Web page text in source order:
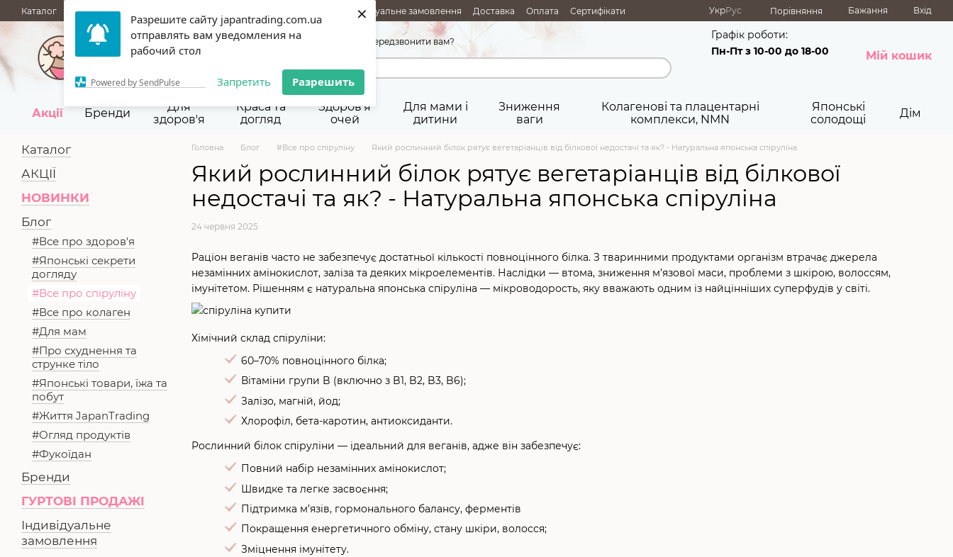
Разрешите сайту japantrading.com.ua
отправлять вам уведомления на
рабочий стол
Powered by SendPulse Запретить Разрешить
×
Перейти до основного контенту
Каталог АКЦІЇ НОВИНКИ Індивідуальне замовлення Доставка Оплата
Сертифікати
Термін придатності
Відгуки Про нас Контакти Повернення товарів Публічна оферта
УкрРус Порівняння Бажання Вхід
067 945-92-29,093 945-92-29 Передзвонити вам?
Графік роботи:
Пн-Пт з 10-00 до 18-00
Мій кошик
Акції Бренди
Для
здоров'я
Краса та
догляд
Здоров'я
очей
Для мами і
дитини
Зниження
ваги
Колагенові та плацентарні
комплекси, NMN
Японські
солодощі
Дім
Головна Блог #Все про спіруліну Який рослинний білок рятує вегетаріанців від білкової недостачі та як? - Натуральна японська спіруліна
Який рослинний білок рятує вегетаріанців від білкової
недостачі та як? - Натуральна японська спіруліна
24 червня 2025
Раціон веганів часто не забезпечує достатньої кількості повноцінного білка. З тваринними продуктами організм втрачає джерела
незамінних амінокислот, заліза та деяких мікроелементів. Наслідки — втома, зниження м’язової маси, проблеми з шкірою, волоссям,
імунітетом. Рішенням є натуральна японська спіруліна — мікроводорость, яку вважають одним із найцінніших суперфудів у світі.
Хімічний склад спіруліни:
60–70% повноцінного білка;
Вітаміни групи B (включно з B1, B2, B3, B6);
Залізо, магній, йод;
Хлорофіл, бета-каротин, антиоксиданти.
Рослинний білок спіруліни — ідеальний для веганів, адже він забезпечує:
Повний набір незамінних амінокислот;
Швидке та легке засвоєння;
Підтримка м’язів, гормонального балансу, ферментів
Покращення енергетичного обміну, стану шкіри, волосся;
Зміцнення імунітету.
Каталог
АКЦІЇ
НОВИНКИ
Блог
#Все про здоров'я
#Японські секрети
догляду
#Все про спіруліну
#Все про колаген
#Для мам
#Про схуднення та
струнке тіло
#Японські товари, їжа та
побут
#Життя JapanTrading
#Огляд продуктів
#Фукоїдан
Бренди
ГУРТОВІ ПРОДАЖІ
Індивідуальне
замовлення